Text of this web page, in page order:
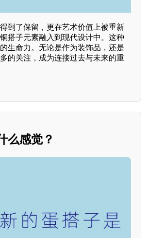
到了保留，更在艺术价值上被重新
搭子元素融入到现代设计中。这种
生命力。无论是作为装饰品，还是
的关注，成为连接过去与未来的重
么感觉？